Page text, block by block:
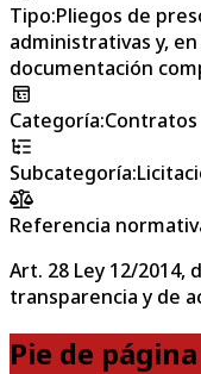
Tipo:Pliegos de
administrativas y,
documentación
Categoría:Contratos
Subcategoría:
Referencia
Art. 28 Ley 12/2014,
transparencia y de
Pie de página